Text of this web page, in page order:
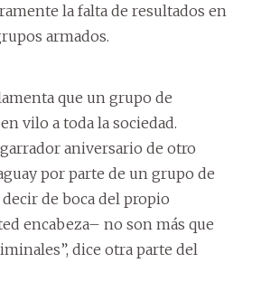
la falta de resultados en
armados.
que un grupo de
vilo a toda la sociedad.
aniversario de otro
por parte de un grupo de
de boca del propio
encabeza– no son más que
dice otra parte del